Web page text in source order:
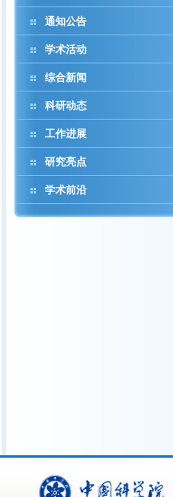
通知公告
学术活动
综合新闻
科研动态
工作进展
研究亮点
学术前沿